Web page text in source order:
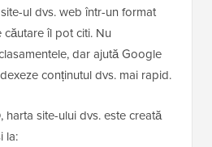
ul dvs. web într-un format
îl pot citi. Nu
dar ajută Google
conținutul dvs. mai rapid.
harta site-ului dvs. este creată
la: